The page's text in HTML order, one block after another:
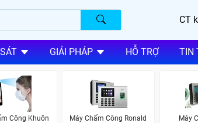
CT
GIẢI PHÁP HỖ TRỢ TIN
Công Khuôn
Máy Chấm Công Ronald
Máy